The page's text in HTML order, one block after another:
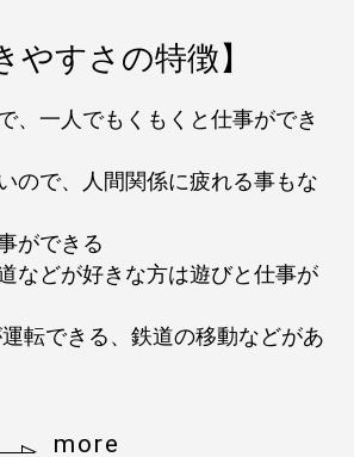
やすさの特徴】
、一人でもくもくと仕事ができ
ので、人間関係に疲れる事もな
ができる
などが好きな方は遊びと仕事が
転できる、鉄道の移動などがあ
more